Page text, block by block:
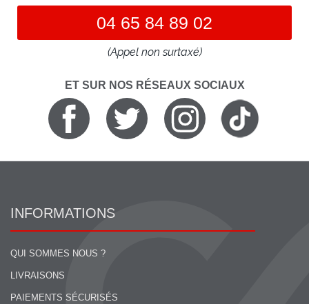
04 65 84 89 02
(Appel non surtaxé)
ET SUR NOS RÉSEAUX SOCIAUX
INFORMATIONS
QUI SOMMES NOUS ?
LIVRAISONS
PAIEMENTS SÉCURISÉS